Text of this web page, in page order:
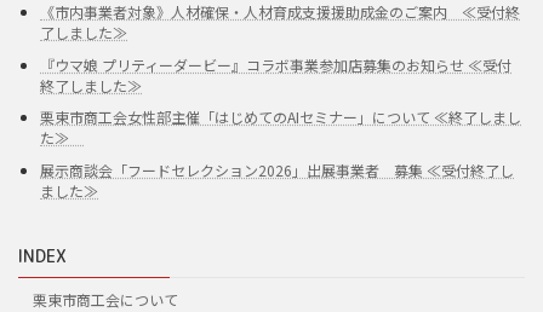
《市内事業者対象》人材確保・人材育成支援援助成金のご案内 ≪受付終
了しました≫
『ウマ娘 プリティーダービー』コラボ事業参加店募集のお知らせ ≪受付
終了しました≫
栗東市商工会女性部主催「はじめてのAIセミナー」について ≪終了しまし
た≫
展示商談会「フードセレクション2026」出展事業者 募集 ≪受付終了し
ました≫
INDEX
栗東市商工会について